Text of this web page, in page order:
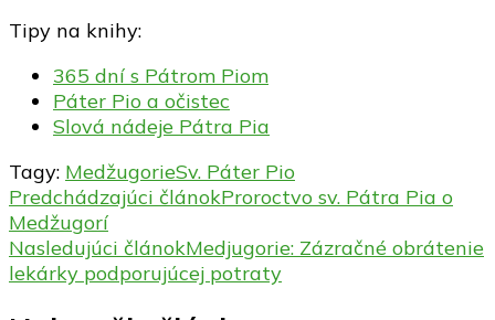
Tipy na knihy:
365 dní s Pátrom Piom
Páter Pio a očistec
Slová nádeje Pátra Pia
Tagy: MedžugorieSv. Páter Pio
Navigácia
v
článku
Predchádzajúci článokProroctvo sv. Pátra Pia o
Medžugorí
Nasledujúci článokMedjugorie: Zázračné obrátenie
lekárky podporujúcej potraty